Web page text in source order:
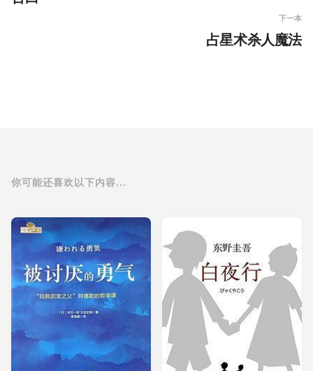
下一本
占星术杀人魔法
你可能还喜欢以下内容...